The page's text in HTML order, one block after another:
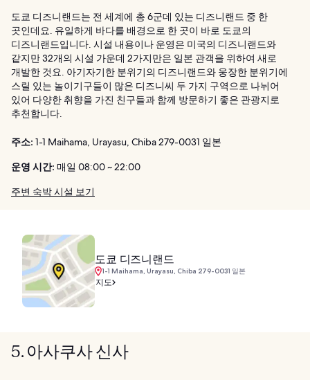
도쿄 디즈니랜드는 전 세계에 총 6군데 있는 디즈니랜드 중 한
곳인데요. 유일하게 바다를 배경으로 한 곳이 바로 도쿄의
디즈니랜드입니다. 시설 내용이나 운영은 미국의 디즈니랜드와
같지만 32개의 시설 가운데 2가지만은 일본 관객을 위하여 새로
개발한 것요. 아기자기한 분위기의 디즈니랜드와 웅장한 분위기에
스릴 있는 놀이기구들이 많은 디즈니씨 두 가지 구역으로 나뉘어
있어 다양한 취향을 가진 친구들과 함께 방문하기 좋은 관광지로
추천합니다.
주소: 1-1 Maihama, Urayasu, Chiba 279-0031 일본
운영 시간: 매일 08:00 ~ 22:00
주변 숙박 시설 보기
도쿄 디즈니랜드
1-1 Maihama, Urayasu, Chiba 279-0031 일본
지도
5. 아사쿠사 신사